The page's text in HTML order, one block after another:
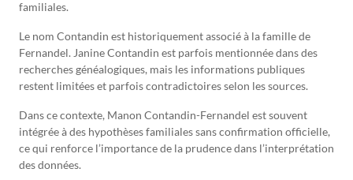
familiales.
Le nom Contandin est historiquement associé à la famille de
Fernandel. Janine Contandin est parfois mentionnée dans des
recherches généalogiques, mais les informations publiques
restent limitées et parfois contradictoires selon les sources.
Dans ce contexte, Manon Contandin-Fernandel est souvent
intégrée à des hypothèses familiales sans confirmation officielle,
ce qui renforce l’importance de la prudence dans l’interprétation
des données.